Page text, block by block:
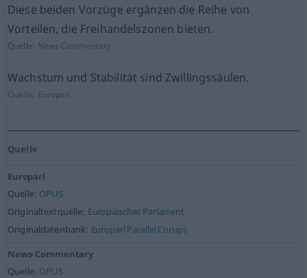
Diese beiden Vorzüge ergänzen die Reihe von
Vorteilen, die Freihandelszonen bieten.
Quelle: News-Commentary
Wachstum und Stabilität sind Zwillingssäulen.
Quelle: Europarl
Quelle
Europarl
Quelle: OPUS
Originaltextquelle: Europäisches Parlament
Originaldatenbank: Europarl Parallel Corups
News-Commentary
Quelle: OPUS